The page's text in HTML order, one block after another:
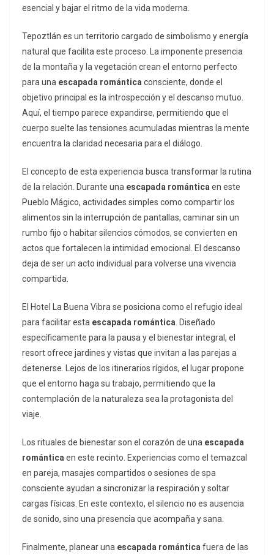
esencial y bajar el ritmo de la vida moderna.
Tepoztlán es un territorio cargado de simbolismo y energía
natural que facilita este proceso. La imponente presencia
de la montaña y la vegetación crean el entorno perfecto
para una escapada romántica consciente, donde el
objetivo principal es la introspección y el descanso mutuo.
Aquí, el tiempo parece expandirse, permitiendo que el
cuerpo suelte las tensiones acumuladas mientras la mente
encuentra la claridad necesaria para el diálogo.
El concepto de esta experiencia busca transformar la rutina
de la relación. Durante una escapada romántica en este
Pueblo Mágico, actividades simples como compartir los
alimentos sin la interrupción de pantallas, caminar sin un
rumbo fijo o habitar silencios cómodos, se convierten en
actos que fortalecen la intimidad emocional. El descanso
deja de ser un acto individual para volverse una vivencia
compartida.
El Hotel La Buena Vibra se posiciona como el refugio ideal
para facilitar esta escapada romántica . Diseñado
específicamente para la pausa y el bienestar integral, el
resort ofrece jardines y vistas que invitan a las parejas a
detenerse. Lejos de los itinerarios rígidos, el lugar propone
que el entorno haga su trabajo, permitiendo que la
contemplación de la naturaleza sea la protagonista del
viaje.
Los rituales de bienestar son el corazón de una escapada
romántica en este recinto. Experiencias como el temazcal
en pareja, masajes compartidos o sesiones de spa
consciente ayudan a sincronizar la respiración y soltar
cargas físicas. En este contexto, el silencio no es ausencia
de sonido, sino una presencia que acompaña y sana.
Finalmente, planear una escapada romántica fuera de las